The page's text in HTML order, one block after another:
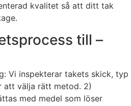
kvalitet så att ditt tak
till –
Vi inspekterar takets skick, typ
att välja rätt metod. 2)
med medel som löser